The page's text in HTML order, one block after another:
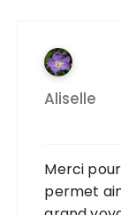
Aliselle
Merci
permet